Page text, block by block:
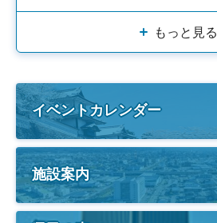
もっと見る
イベントカレンダー
施設案内